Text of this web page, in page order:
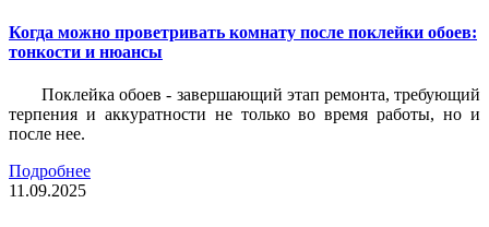
Когда можно проветривать комнату после поклейки обоев:
тонкости и нюансы
Поклейка обоев - завершающий этап ремонта, требующий
терпения и аккуратности не только во время работы, но и
после нее.
Подробнее
11.09.2025